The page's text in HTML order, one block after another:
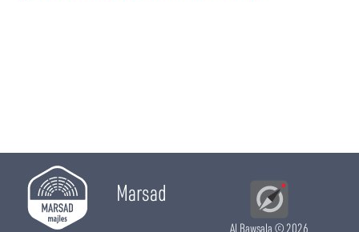
Marsad
Al Bawsala© 2026